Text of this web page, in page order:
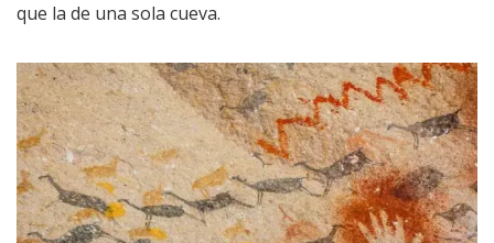
que la de una sola cueva.